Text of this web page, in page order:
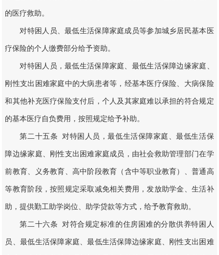
的医疗救助。
对特困人员、最低生活保障家庭成员等参加城乡居民基本医
疗保险的个人缴费部分给予资助。
对特困人员，最低生活保障家庭、最低生活保障边缘家庭、
刚性支出困难家庭中的大病患者等，经基本医疗保险、大病保险
和其他补充医疗保险支付后，个人及其家庭难以承担的符合规定
的基本医疗自负费用，按照规定给予补助。
第二十五条 对特困人员，最低生活保障家庭、最低生活保
障边缘家庭、刚性支出困难家庭成员，由社会救助管理部门在学
前教育、义务教育、高中阶段教育（含中等职业教育）、普通高
等教育阶段，按照规定采取减免相关费用，发放助学金、生活补
助，提供勤工助学岗位、助学贷款等方式，给予教育救助。
第二十六条 对符合规定标准的住房困难的分散供养特困人
员、最低生活保障家庭、最低生活保障边缘家庭、刚性支出困难